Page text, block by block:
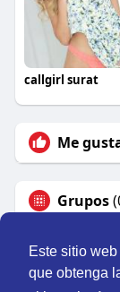
Este sitio
que obtenga
callgirl surat
Me
Grupos